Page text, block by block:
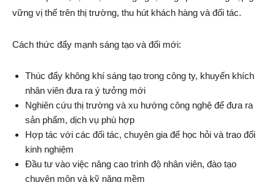
vững vị thế trên thị trường, thu hút khách hàng và đối tác.
Cách thức đẩy mạnh sáng tạo và đổi mới:
Thúc đẩy không khí sáng tạo trong công ty, khuyến khích
nhân viên đưa ra ý tưởng mới
Nghiên cứu thị trường và xu hướng công nghệ để đưa ra
sản phẩm, dịch vụ phù hợp
Hợp tác với các đối tác, chuyên gia để học hỏi và trao đổi
kinh nghiệm
Đầu tư vào việc nâng cao trình độ nhân viên, đào tạo
chuyên môn và kỹ năng mềm